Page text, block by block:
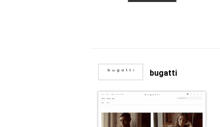
bugatti